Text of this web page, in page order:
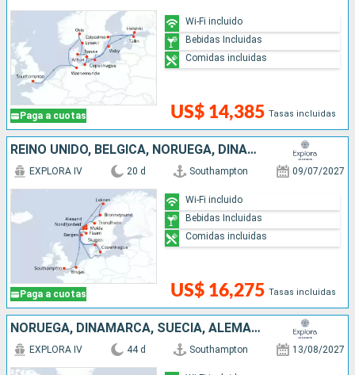
Paga a cuotas US$ 14,385 Tasas incluidas
Wi-Fi incluido
Bebidas Incluidas
Comidas incluidas
REINO UNIDO, BÉLGICA, NORUEGA, DINAMARCA
Paga a cuotas
EXPLORA IV 20 d Southampton 09/07/2027
US$ 16,275 Tasas incluidas
Wi-Fi incluido
Bebidas Incluidas
Comidas incluidas
NORUEGA, DINAMARCA, SUECIA, ALEMANIA, IRLANDA, REINO UNIDO, ISLANDIA, GROENLANDIA, ANTIGUA Y BARBUDA, CANADÁ, ESTADOS UNIDOS
EXPLORA IV 44 d Southampton 13/08/2027